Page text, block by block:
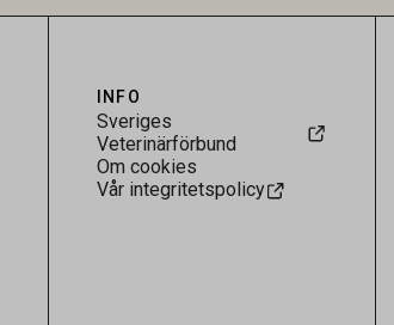
INFO
Sveriges
Veterinärförbund
Om cookies
Vår integritetspolicy